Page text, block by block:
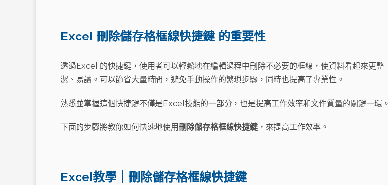
Excel 刪除儲存格框線快捷鍵 的重要性
透過Excel 的快捷鍵，使用者可以輕鬆地在編輯過程中刪除不必要的框線，使資料看起來更整
潔、易讀。可以節省大量時間，避免手動操作的繁瑣步驟，同時也提高了專業性。
熟悉並掌握這個快捷鍵不僅是Excel技能的一部分，也是提高工作效率和文件質量的關鍵一環。
下面的步驟將教你如何快速地使用刪除儲存格框線快捷鍵 ，來提高工作效率。
Excel教學｜刪除儲存格框線快捷鍵